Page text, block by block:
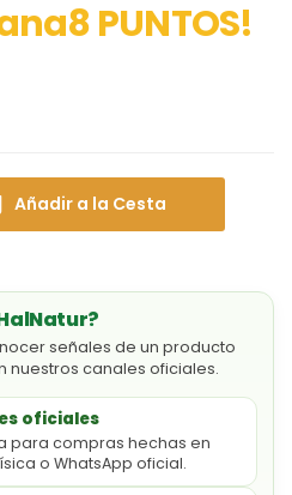
PUNTOS!
Añadir a la Cesta
señales de un producto
nuestros canales oficiales.
oficiales
para compras hechas en
o WhatsApp oficial.